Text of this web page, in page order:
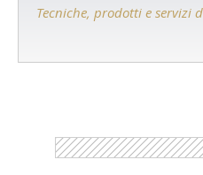
Tecniche, prodotti e servizi